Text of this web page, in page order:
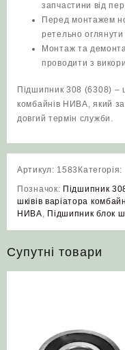
запчастини від
Перед монтажем
ретельно
Монтаж та
проводити з
Підшипник 308 (6308) –
комбайнів НИВА, який
довгий термін служби.
Артикул: 1583 Категорія:
Позначок: Підшипник
шківів варіатора
НИВА, Підшипник блок
Супутні товари